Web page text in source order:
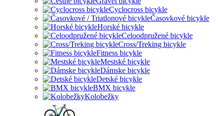
Cyclocross bicykle
Časovkové bicykle
Horské bicykle
Celoodpružené bicykle
Cross/Treking bicykle
Fitness bicykle
Mestské bicykle
Dámske bicykle
Detské bicykle
BMX bicykle
Kolobežky